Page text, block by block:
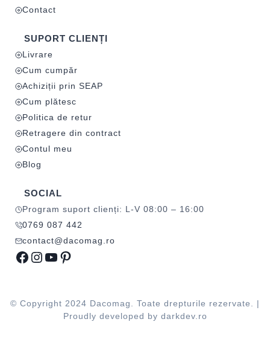
Contact
SUPORT CLIENȚI
Livrare
Cum cumpăr
Achiziții prin SEAP
Cum plătesc
Politica de retur
Retragere din contract
Contul meu
Blog
SOCIAL
Program suport clienți: L-V 08:00 – 16:00
0769 087 442
contact@dacomag.ro
Facebook
Instagram
YouTube
Pinterest
© Copyright 2024 Dacomag. Toate drepturile rezervate. |
Proudly developed by darkdev.ro